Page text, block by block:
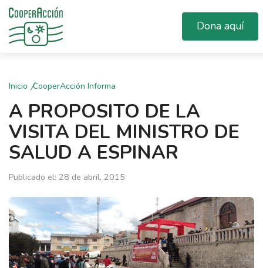
Dona aquí
Inicio CooperAcción Informa
A PROPOSITO DE LA
VISITA DEL MINISTRO DE
SALUD A ESPINAR
Publicado el: 28 de abril, 2015